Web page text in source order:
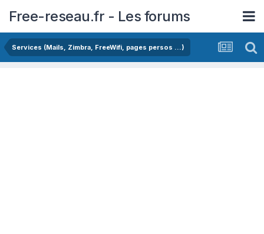
Free-reseau.fr - Les forums
Services (Mails, Zimbra, FreeWifi, pages persos ...)